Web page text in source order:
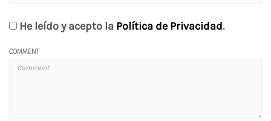
He leído y acepto la Política de Privacidad.
COMMENT